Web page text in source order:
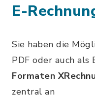
E-
Sie haben die
PDF oder auch als
Formaten
zentral an